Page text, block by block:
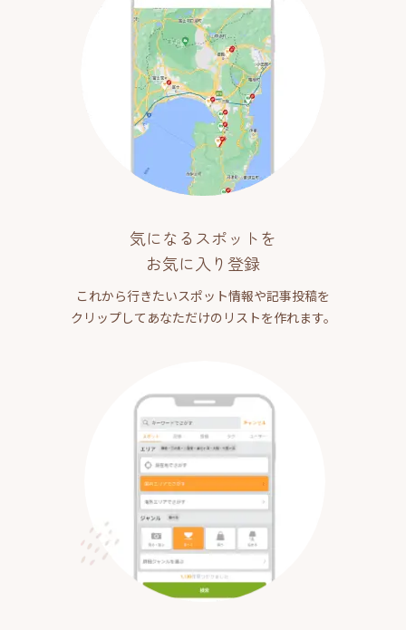
気になるスポットを
お気に入り登録
これから行きたいスポット情報や記事投稿を
クリップしてあなただけのリストを作れます。